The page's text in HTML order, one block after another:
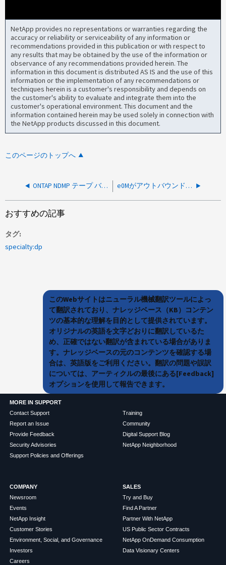
NetApp provides no representations or warranties regarding the
accuracy or reliability or serviceability of any information or
recommendations provided in this publication or with respect to
any results that may be obtained by the use of the information or
observance of any recommendations provided herein. The
information in this document is distributed AS IS and the use of this
information or the implementation of any recommendations or
techniques herein is a customer's responsibility and depends on
the customer's ability to evaluate and integrate them into the
customer's operational environment. This document and the
information contained herein may be used solely in connection with
the NetApp products discussed in this document.
このページのトップへ
ONTAP NDMP テープ バックアップのマルチパス サポート e0Mがアウトバウンドポートの場合のNDMPバックアップのパフォーマンスの低下
おすすめの記事
タグ
specialty:dp
このWebサイトはニューラル機械翻訳ツールによっ
て翻訳されており、ナレッジベース（KB）コンテン
ツの基本的な理解を目的として提供されています。
オリジナルの英語を文字どおりに翻訳しているた
め、正確ではない翻訳が含まれている場合がありま
す。ナレッジベースの元のコンテンツを確認する場
合は、英語版をご利用ください。翻訳の問題や誤訳
については、アーティクルの最後にある[Feedback]
オプションを使用して報告できます。
MORE IN SUPPORT
Contact Support
Report an Issue
Provide Feedback
Security Advisories
Support Policies and Offerings
Training
Community
Digital Support Blog
NetApp Neighborhood
COMPANY
Newsroom
Events
NetApp Insight
Customer Stories
Environment, Social, and Governance
Investors
Careers
SALES
Try and Buy
Find A Partner
Partner With NetApp
US Public Sector Contracts
NetApp OnDemand Consumption
Data Visionary Centers